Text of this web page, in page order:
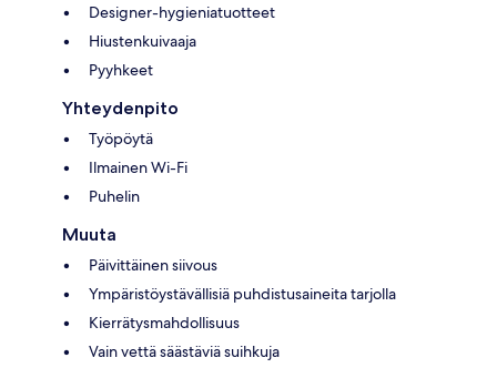
Designer-hygieniatuotteet
Hiustenkuivaaja
Pyyhkeet
Yhteydenpito
Työpöytä
Ilmainen Wi-Fi
Puhelin
Muuta
Päivittäinen siivous
Ympäristöystävällisiä puhdistusaineita tarjolla
Kierrätysmahdollisuus
Vain vettä säästäviä suihkuja